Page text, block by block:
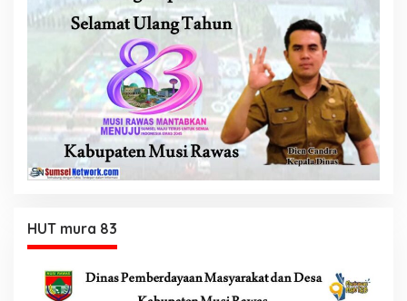
HUT mura 83